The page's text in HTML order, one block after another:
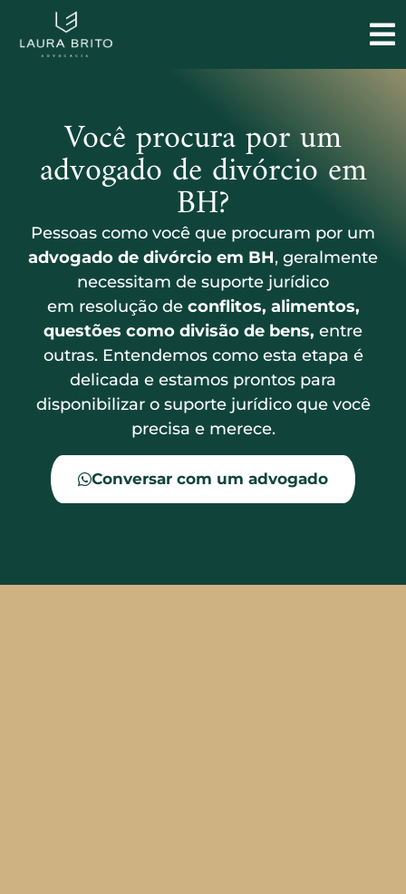
Você procura por um
advogado de divórcio em
BH?
Pessoas como você que procuram por um
advogado de divórcio em BH, geralmente
necessitam de suporte jurídico
em resolução de conflitos, alimentos,
questões como divisão de bens, entre
outras. Entendemos como esta etapa é
delicada e estamos prontos para
disponibilizar o suporte jurídico que você
precisa e merece.
Conversar com um advogado